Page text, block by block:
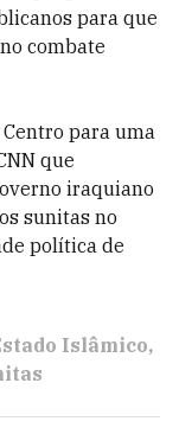
para que
combate
para uma
que
iraquiano
sunitas no
política de
Islâmico